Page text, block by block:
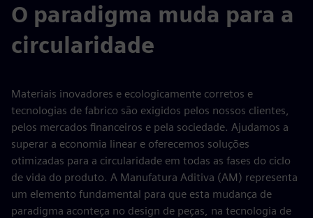
O paradigma muda para a
circularidade
Materiais inovadores e ecologicamente corretos e
tecnologias de fabrico são exigidos pelos nossos clientes,
pelos mercados financeiros e pela sociedade. Ajudamos a
superar a economia linear e oferecemos soluções
otimizadas para a circularidade em todas as fases do ciclo
de vida do produto. A Manufatura Aditiva (AM) representa
um elemento fundamental para que esta mudança de
paradigma aconteça no design de peças, na tecnologia de